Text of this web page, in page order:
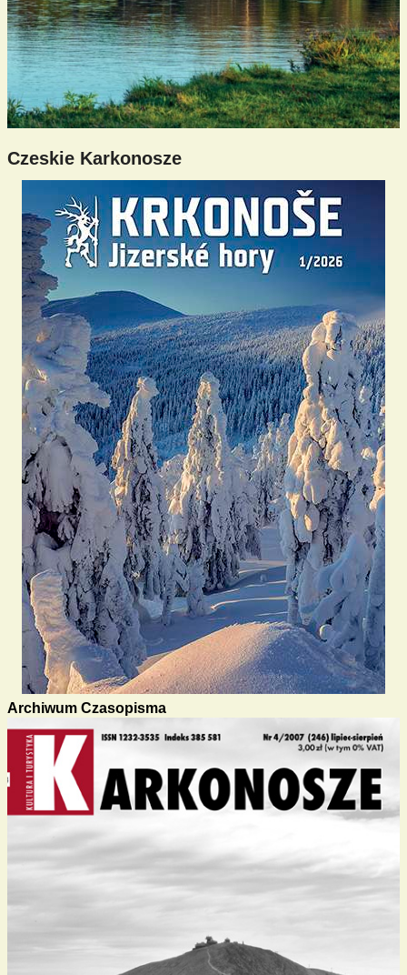
Czeskie Karkonosze
Archiwum Czasopisma